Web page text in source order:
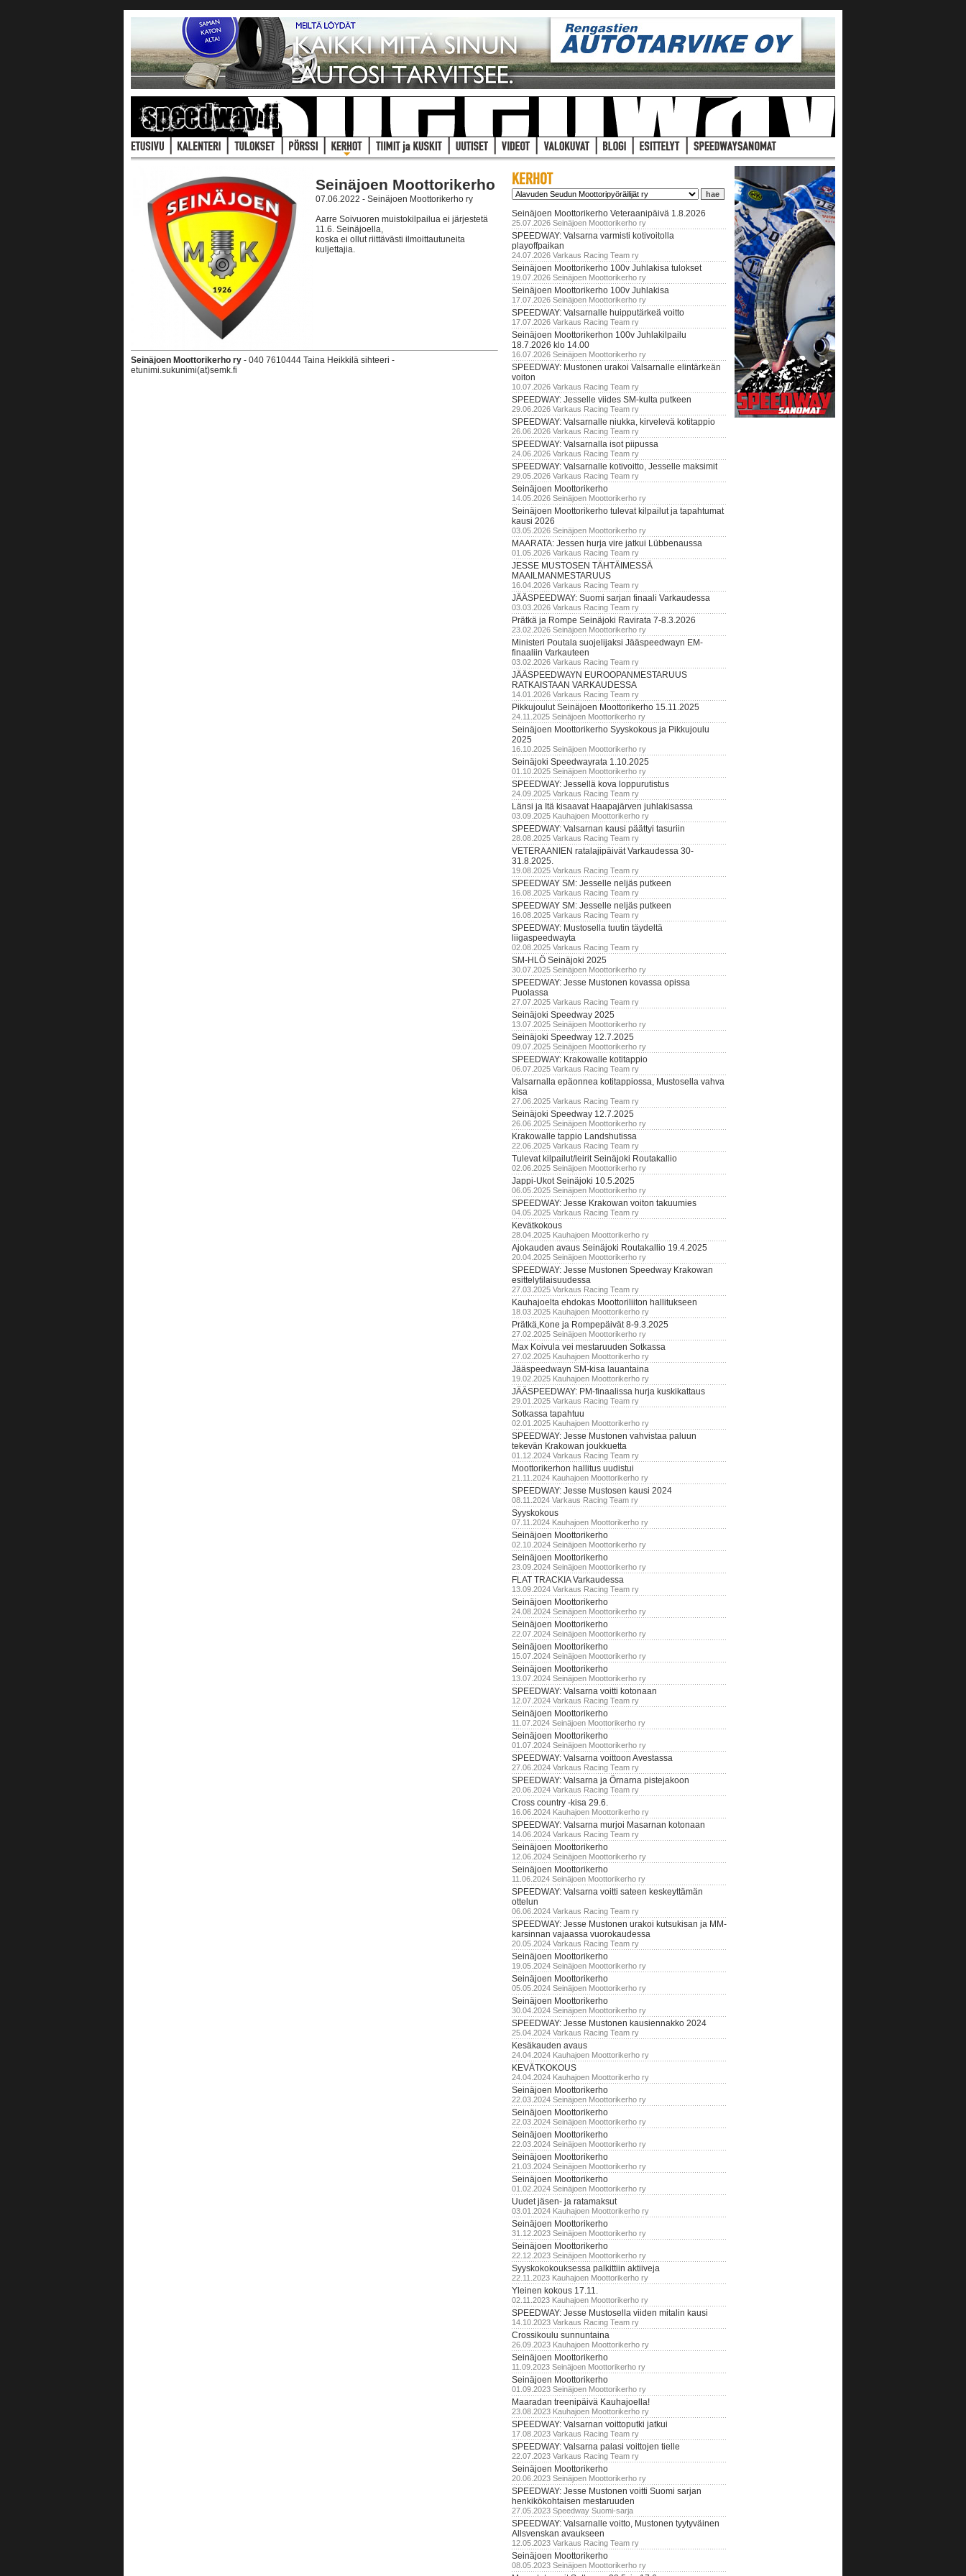
Seinäjoen Moottorikerho
07.06.2022 - Seinäjoen Moottorikerho ry
Aarre Soivuoren muistokilpailua ei järjestetä
11.6. Seinäjoella,
koska ei ollut riittävästi ilmoittautuneita
kuljettajia.
Seinäjoen Moottorikerho ry - 040 7610444 Taina Heikkilä sihteeri -
etunimi.sukunimi(at)semk.fi
Seinäjoen Moottorikerho Veteraanipäivä 1.8.2026
25.07.2026 Seinäjoen Moottorikerho ry
SPEEDWAY: Valsarna varmisti kotivoitolla
playoffpaikan
24.07.2026 Varkaus Racing Team ry
Seinäjoen Moottorikerho 100v Juhlakisa tulokset
19.07.2026 Seinäjoen Moottorikerho ry
Seinäjoen Moottorikerho 100v Juhlakisa
17.07.2026 Seinäjoen Moottorikerho ry
SPEEDWAY: Valsarnalle huipputärkeä voitto
17.07.2026 Varkaus Racing Team ry
Seinäjoen Moottorikerhon 100v Juhlakilpailu
18.7.2026 klo 14.00
16.07.2026 Seinäjoen Moottorikerho ry
SPEEDWAY: Mustonen urakoi Valsarnalle elintärkeän
voiton
10.07.2026 Varkaus Racing Team ry
SPEEDWAY: Jesselle viides SM-kulta putkeen
29.06.2026 Varkaus Racing Team ry
SPEEDWAY: Valsarnalle niukka, kirvelevä kotitappio
26.06.2026 Varkaus Racing Team ry
SPEEDWAY: Valsarnalla isot piipussa
24.06.2026 Varkaus Racing Team ry
SPEEDWAY: Valsarnalle kotivoitto, Jesselle maksimit
29.05.2026 Varkaus Racing Team ry
Seinäjoen Moottorikerho
14.05.2026 Seinäjoen Moottorikerho ry
Seinäjoen Moottorikerho tulevat kilpailut ja tapahtumat
kausi 2026
03.05.2026 Seinäjoen Moottorikerho ry
MAARATA: Jessen hurja vire jatkui Lübbenaussa
01.05.2026 Varkaus Racing Team ry
JESSE MUSTOSEN TÄHTÄIMESSÄ
MAAILMANMESTARUUS
16.04.2026 Varkaus Racing Team ry
JÄÄSPEEDWAY: Suomi sarjan finaali Varkaudessa
03.03.2026 Varkaus Racing Team ry
Prätkä ja Rompe Seinäjoki Ravirata 7-8.3.2026
23.02.2026 Seinäjoen Moottorikerho ry
Ministeri Poutala suojelijaksi Jääspeedwayn EM-
finaaliin Varkauteen
03.02.2026 Varkaus Racing Team ry
JÄÄSPEEDWAYN EUROOPANMESTARUUS
RATKAISTAAN VARKAUDESSA
14.01.2026 Varkaus Racing Team ry
Pikkujoulut Seinäjoen Moottorikerho 15.11.2025
24.11.2025 Seinäjoen Moottorikerho ry
Seinäjoen Moottorikerho Syyskokous ja Pikkujoulu
2025
16.10.2025 Seinäjoen Moottorikerho ry
Seinäjoki Speedwayrata 1.10.2025
01.10.2025 Seinäjoen Moottorikerho ry
SPEEDWAY: Jessellä kova loppurutistus
24.09.2025 Varkaus Racing Team ry
Länsi ja Itä kisaavat Haapajärven juhlakisassa
03.09.2025 Kauhajoen Moottorikerho ry
SPEEDWAY: Valsarnan kausi päättyi tasuriin
28.08.2025 Varkaus Racing Team ry
VETERAANIEN ratalajipäivät Varkaudessa 30-
31.8.2025.
19.08.2025 Varkaus Racing Team ry
SPEEDWAY SM: Jesselle neljäs putkeen
16.08.2025 Varkaus Racing Team ry
SPEEDWAY SM: Jesselle neljäs putkeen
16.08.2025 Varkaus Racing Team ry
SPEEDWAY: Mustosella tuutin täydeltä
liigaspeedwayta
02.08.2025 Varkaus Racing Team ry
SM-HLÖ Seinäjoki 2025
30.07.2025 Seinäjoen Moottorikerho ry
SPEEDWAY: Jesse Mustonen kovassa opissa
Puolassa
27.07.2025 Varkaus Racing Team ry
Seinäjoki Speedway 2025
13.07.2025 Seinäjoen Moottorikerho ry
Seinäjoki Speedway 12.7.2025
09.07.2025 Seinäjoen Moottorikerho ry
SPEEDWAY: Krakowalle kotitappio
06.07.2025 Varkaus Racing Team ry
Valsarnalla epäonnea kotitappiossa, Mustosella vahva
kisa
27.06.2025 Varkaus Racing Team ry
Seinäjoki Speedway 12.7.2025
26.06.2025 Seinäjoen Moottorikerho ry
Krakowalle tappio Landshutissa
22.06.2025 Varkaus Racing Team ry
Tulevat kilpailut/leirit Seinäjoki Routakallio
02.06.2025 Seinäjoen Moottorikerho ry
Jappi-Ukot Seinäjoki 10.5.2025
06.05.2025 Seinäjoen Moottorikerho ry
SPEEDWAY: Jesse Krakowan voiton takuumies
04.05.2025 Varkaus Racing Team ry
Kevätkokous
28.04.2025 Kauhajoen Moottorikerho ry
Ajokauden avaus Seinäjoki Routakallio 19.4.2025
20.04.2025 Seinäjoen Moottorikerho ry
SPEEDWAY: Jesse Mustonen Speedway Krakowan
esittelytilaisuudessa
27.03.2025 Varkaus Racing Team ry
Kauhajoelta ehdokas Moottoriliiton hallitukseen
18.03.2025 Kauhajoen Moottorikerho ry
Prätkä,Kone ja Rompepäivät 8-9.3.2025
27.02.2025 Seinäjoen Moottorikerho ry
Max Koivula vei mestaruuden Sotkassa
27.02.2025 Kauhajoen Moottorikerho ry
Jääspeedwayn SM-kisa lauantaina
19.02.2025 Kauhajoen Moottorikerho ry
JÄÄSPEEDWAY: PM-finaalissa hurja kuskikattaus
29.01.2025 Varkaus Racing Team ry
Sotkassa tapahtuu
02.01.2025 Kauhajoen Moottorikerho ry
SPEEDWAY: Jesse Mustonen vahvistaa paluun
tekevän Krakowan joukkuetta
01.12.2024 Varkaus Racing Team ry
Moottorikerhon hallitus uudistui
21.11.2024 Kauhajoen Moottorikerho ry
SPEEDWAY: Jesse Mustosen kausi 2024
08.11.2024 Varkaus Racing Team ry
Syyskokous
07.11.2024 Kauhajoen Moottorikerho ry
Seinäjoen Moottorikerho
02.10.2024 Seinäjoen Moottorikerho ry
Seinäjoen Moottorikerho
23.09.2024 Seinäjoen Moottorikerho ry
FLAT TRACKIA Varkaudessa
13.09.2024 Varkaus Racing Team ry
Seinäjoen Moottorikerho
24.08.2024 Seinäjoen Moottorikerho ry
Seinäjoen Moottorikerho
22.07.2024 Seinäjoen Moottorikerho ry
Seinäjoen Moottorikerho
15.07.2024 Seinäjoen Moottorikerho ry
Seinäjoen Moottorikerho
13.07.2024 Seinäjoen Moottorikerho ry
SPEEDWAY: Valsarna voitti kotonaan
12.07.2024 Varkaus Racing Team ry
Seinäjoen Moottorikerho
11.07.2024 Seinäjoen Moottorikerho ry
Seinäjoen Moottorikerho
01.07.2024 Seinäjoen Moottorikerho ry
SPEEDWAY: Valsarna voittoon Avestassa
27.06.2024 Varkaus Racing Team ry
SPEEDWAY: Valsarna ja Örnarna pistejakoon
20.06.2024 Varkaus Racing Team ry
Cross country -kisa 29.6.
16.06.2024 Kauhajoen Moottorikerho ry
SPEEDWAY: Valsarna murjoi Masarnan kotonaan
14.06.2024 Varkaus Racing Team ry
Seinäjoen Moottorikerho
12.06.2024 Seinäjoen Moottorikerho ry
Seinäjoen Moottorikerho
11.06.2024 Seinäjoen Moottorikerho ry
SPEEDWAY: Valsarna voitti sateen keskeyttämän
ottelun
06.06.2024 Varkaus Racing Team ry
SPEEDWAY: Jesse Mustonen urakoi kutsukisan ja MM-
karsinnan vajaassa vuorokaudessa
20.05.2024 Varkaus Racing Team ry
Seinäjoen Moottorikerho
19.05.2024 Seinäjoen Moottorikerho ry
Seinäjoen Moottorikerho
05.05.2024 Seinäjoen Moottorikerho ry
Seinäjoen Moottorikerho
30.04.2024 Seinäjoen Moottorikerho ry
SPEEDWAY: Jesse Mustonen kausiennakko 2024
25.04.2024 Varkaus Racing Team ry
Kesäkauden avaus
24.04.2024 Kauhajoen Moottorikerho ry
KEVÄTKOKOUS
24.04.2024 Kauhajoen Moottorikerho ry
Seinäjoen Moottorikerho
22.03.2024 Seinäjoen Moottorikerho ry
Seinäjoen Moottorikerho
22.03.2024 Seinäjoen Moottorikerho ry
Seinäjoen Moottorikerho
22.03.2024 Seinäjoen Moottorikerho ry
Seinäjoen Moottorikerho
21.03.2024 Seinäjoen Moottorikerho ry
Seinäjoen Moottorikerho
01.02.2024 Seinäjoen Moottorikerho ry
Uudet jäsen- ja ratamaksut
03.01.2024 Kauhajoen Moottorikerho ry
Seinäjoen Moottorikerho
31.12.2023 Seinäjoen Moottorikerho ry
Seinäjoen Moottorikerho
22.12.2023 Seinäjoen Moottorikerho ry
Syyskokokouksessa palkittiin aktiiveja
22.11.2023 Kauhajoen Moottorikerho ry
Yleinen kokous 17.11.
02.11.2023 Kauhajoen Moottorikerho ry
SPEEDWAY: Jesse Mustosella viiden mitalin kausi
14.10.2023 Varkaus Racing Team ry
Crossikoulu sunnuntaina
26.09.2023 Kauhajoen Moottorikerho ry
Seinäjoen Moottorikerho
11.09.2023 Seinäjoen Moottorikerho ry
Seinäjoen Moottorikerho
01.09.2023 Seinäjoen Moottorikerho ry
Maaradan treenipäivä Kauhajoella!
23.08.2023 Kauhajoen Moottorikerho ry
SPEEDWAY: Valsarnan voittoputki jatkui
17.08.2023 Varkaus Racing Team ry
SPEEDWAY: Valsarna palasi voittojen tielle
22.07.2023 Varkaus Racing Team ry
Seinäjoen Moottorikerho
20.06.2023 Seinäjoen Moottorikerho ry
SPEEDWAY: Jesse Mustonen voitti Suomi sarjan
henkikökohtaisen mestaruuden
27.05.2023 Speedway Suomi-sarja
SPEEDWAY: Valsarnalle voitto, Mustonen tyytyväinen
Allsvenskan avaukseen
12.05.2023 Varkaus Racing Team ry
Seinäjoen Moottorikerho
08.05.2023 Seinäjoen Moottorikerho ry